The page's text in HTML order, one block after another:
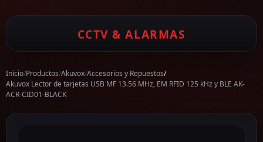
CCTV & ALARMAS
Inicio/Productos/Akuvox/Accesorios y Repuestos/
Akuvox Lector de tarjetas USB MF 13.56 MHz, EM RFID 125 kHz y BLE AK-
ACR-CID01-BLACK